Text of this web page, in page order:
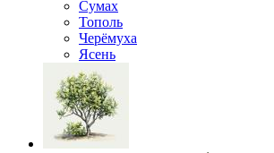
Сумах
Тополь
Черёмуха
Ясень